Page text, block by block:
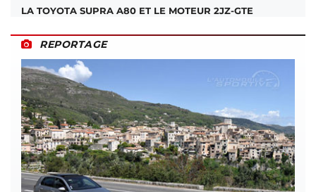
LA TOYOTA SUPRA A80 ET LE MOTEUR 2JZ-GTE
REPORTAGE